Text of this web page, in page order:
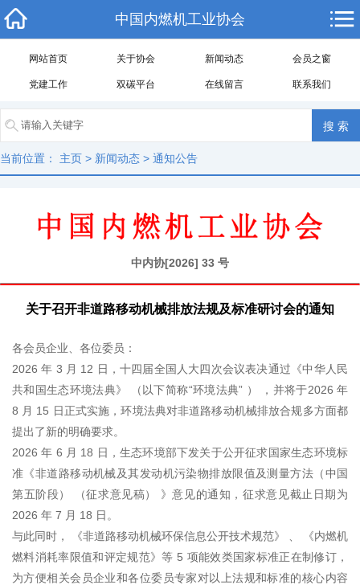
中国内燃机工业协会
网站首页 关于协会 新闻动态 会员之窗
党建工作 双碳平台 在线留言 联系我们
当前位置： 主页 > 新闻动态 > 通知公告
中内协[2026] 33 号
关于召开非道路移动机械排放法规及标准研讨会的通知
各会员企业、各位委员：
2026 年 3 月 12 日，十四届全国人大四次会议表决通过《中华人民
共和国生态环境法典》 （以下简称“环境法典” ） ，并将于2026 年
8 月 15 日正式实施，环境法典对非道路移动机械排放合规多方面都
提出了新的明确要求。
2026 年 6 月 18 日，生态环境部下发关于公开征求国家生态环境标
准《非道路移动机械及其发动机污染物排放限值及测量方法（中国
第五阶段） （征求意见稿） 》意见的通知，征求意见截止日期为
2026 年 7 月 18 日。
与此同时， 《非道路移动机械环保信息公开技术规范》 、 《内燃机
燃料消耗率限值和评定规范》等 5 项能效类国家标准正在制修订，
为方便相关会员企业和各位委员专家对以上法规和标准的核心内容